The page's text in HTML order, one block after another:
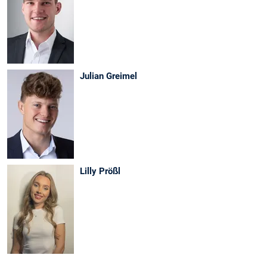
Julian Greimel
Lilly Prößl